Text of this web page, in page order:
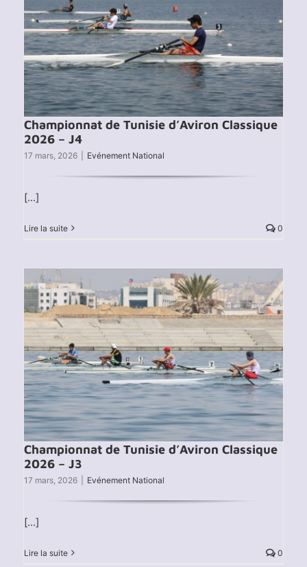
Championnat de Tunisie d’Aviron Classique
2026 – J4
17 mars, 2026 Evénement National
[...]
Lire la suite 0
Championnat de Tunisie d’Aviron Classique
2026 – J3
17 mars, 2026 Evénement National
[...]
Lire la suite 0